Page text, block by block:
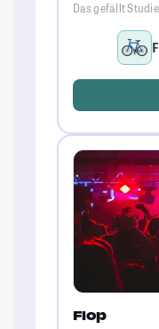
Das gefällt
Flop